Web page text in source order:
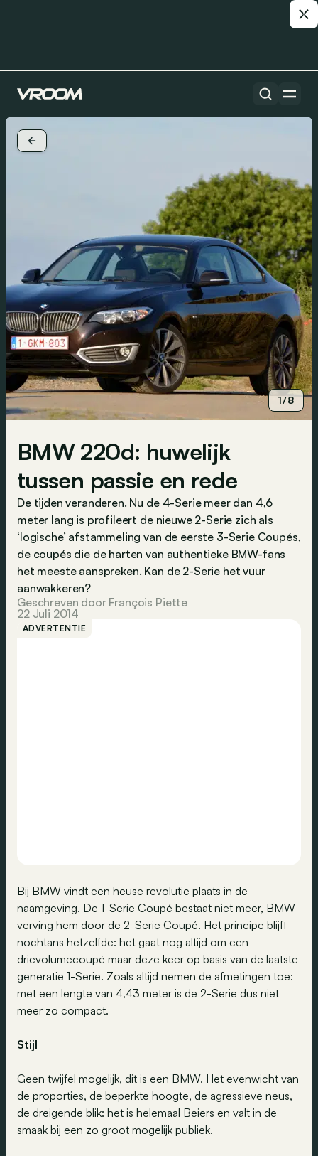
1/8
BMW 220d: huwelijk
tussen passie en rede
De tijden veranderen. Nu de 4-Serie meer dan 4,6
meter lang is profileert de nieuwe 2-Serie zich als
‘logische’ afstammeling van de eerste 3-Serie Coupés,
de coupés die de harten van authentieke BMW-fans
het meeste aanspreken. Kan de 2-Serie het vuur
aanwakkeren?
Geschreven door François Piette
22 Juli 2014
ADVERTENTIE
Bij BMW vindt een heuse revolutie plaats in de
naamgeving. De 1-Serie Coupé bestaat niet meer, BMW
verving hem door de 2-Serie Coupé. Het principe blijft
nochtans hetzelfde: het gaat nog altijd om een
drievolumecoupé maar deze keer op basis van de laatste
generatie 1-Serie. Zoals altijd nemen de afmetingen toe:
met een lengte van 4,43 meter is de 2-Serie dus niet
meer zo compact.
Stijl
Geen twijfel mogelijk, dit is een BMW. Het evenwicht van
de proporties, de beperkte hoogte, de agressieve neus,
de dreigende blik: het is helemaal Beiers en valt in de
smaak bij een zo groot mogelijk publiek.